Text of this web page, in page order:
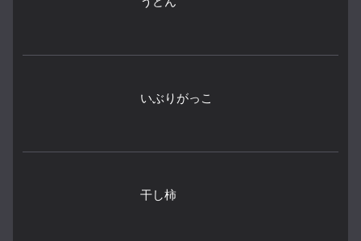
いぶりがっこ
干し柿